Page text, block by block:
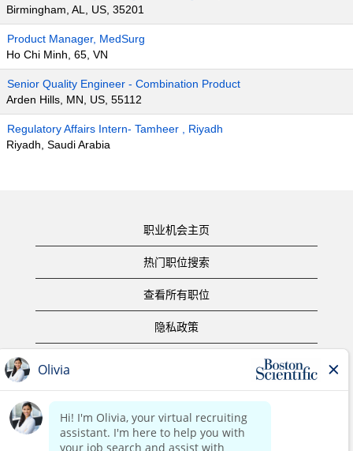
Birmingham, AL, US, 35201
Product Manager, MedSurg
Ho Chi Minh, 65, VN
Senior Quality Engineer - Combination Product
Arden Hills, MN, US, 55112
Regulatory Affairs Intern- Tamheer , Riyadh
Riyadh, Saudi Arabia
职业机会主页
热门职位搜索
查看所有职位
隐私政策
版权声明
联系我们